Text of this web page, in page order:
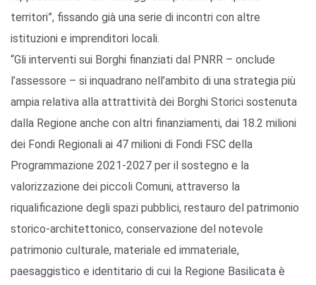
territori”, fissando già una serie di incontri con altre
istituzioni e imprenditori locali.
“Gli interventi sui Borghi finanziati dal PNRR – onclude
l’assessore – si inquadrano nell’ambito di una strategia più
ampia relativa alla attrattività dei Borghi Storici sostenuta
dalla Regione anche con altri finanziamenti, dai 18.2 milioni
dei Fondi Regionali ai 47 milioni di Fondi FSC della
Programmazione 2021-2027 per il sostegno e la
valorizzazione dei piccoli Comuni, attraverso la
riqualificazione degli spazi pubblici, restauro del patrimonio
storico-architettonico, conservazione del notevole
patrimonio culturale, materiale ed immateriale,
paesaggistico e identitario di cui la Regione Basilicata è